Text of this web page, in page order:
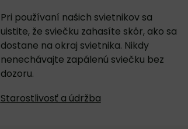
Pri používaní našich svietnikov sa
uistite, že sviečku zahasíte skôr, ako sa
dostane na okraj svietnika. Nikdy
nenechávajte zapálenú sviečku bez
dozoru.
Starostlivosť a údržba